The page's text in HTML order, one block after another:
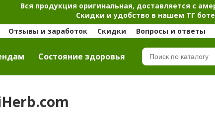
Вся продукция оригинальная, доставляется с
Скидки и удобство в нашем ТГ боте
Отзывы и заработок Скидки Вопросы и ответы
Cостояние здоровья